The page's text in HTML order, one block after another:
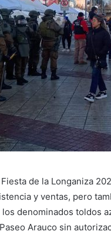
Fiesta de la Longaniza
y ventas, pero
los denominados toldos
Arauco sin